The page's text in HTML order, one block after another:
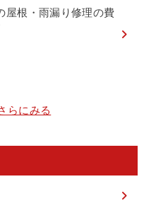
屋根・雨漏り修理の費
らにみる